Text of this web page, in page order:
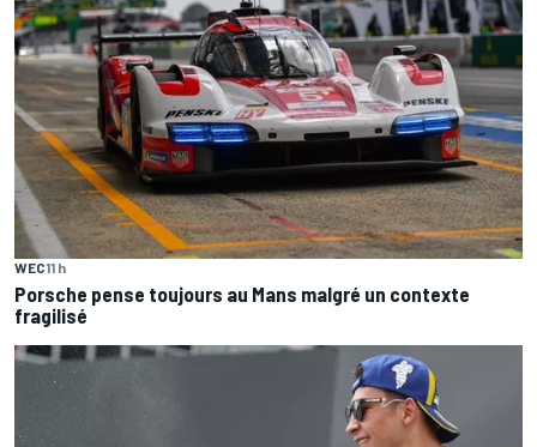
WEC11 h
Porsche pense toujours au Mans malgré un contexte
fragilisé